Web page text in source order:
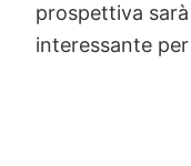
prospettiva
interessante